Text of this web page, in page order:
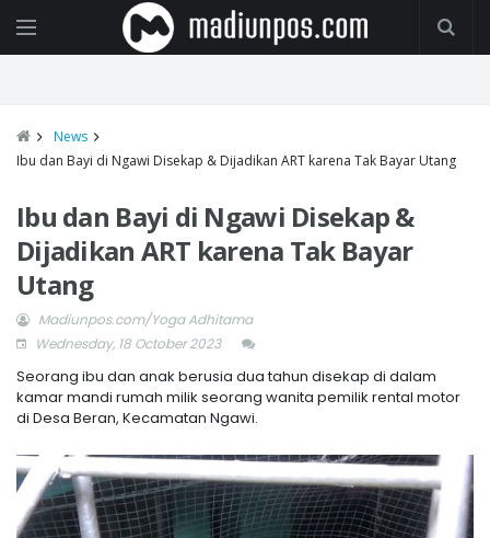
News
Ibu dan Bayi di Ngawi Disekap & Dijadikan ART karena Tak Bayar Utang
Ibu dan Bayi di Ngawi Disekap &
Dijadikan ART karena Tak Bayar
Utang
Madiunpos.com/Yoga Adhitama
Wednesday, 18 October 2023
Seorang ibu dan anak berusia dua tahun disekap di dalam
kamar mandi rumah milik seorang wanita pemilik rental motor
di Desa Beran, Kecamatan Ngawi.